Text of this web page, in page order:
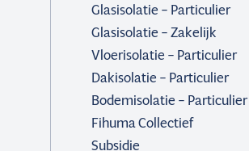
Glasisolatie – Particulier
Glasisolatie – Zakelijk
Vloerisolatie – Particulier
Dakisolatie – Particulier
Bodemisolatie – Particulier
Fihuma Collectief
Subsidie